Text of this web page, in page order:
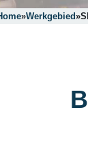
»Werkgebied»